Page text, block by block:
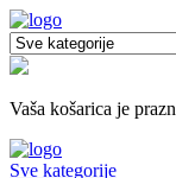
Vaša košarica je
Sve kategorije